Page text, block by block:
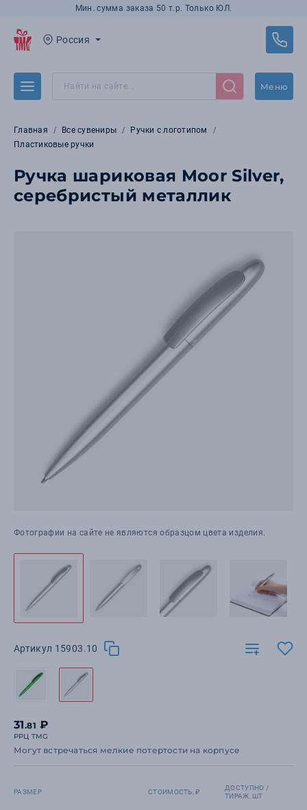
Мин. сумма заказа 50 т.р. Только ЮЛ.
Россия
Меню
Главная Все сувениры
Ручки с логотипом
Пластиковые ручки
Ручка шариковая Moor Silver,
серебристый металлик
Фотографии на сайте не являются образцом цвета изделия.
Артикул 15903.10
31.81 ₽
РРЦ TMG
Могут встречаться мелкие потертости на корпусе
РАЗМЕР СТОИМОСТЬ, ₽
ДОСТУПНО /
ТИРАЖ, ШТ